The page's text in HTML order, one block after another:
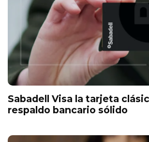
Sabadell Visa la tarjeta
respaldo bancario sólido